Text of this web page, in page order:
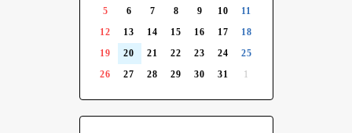
5
6 7 8 9 10
11
12
13 14 15 16 17
18
19
20 21 22 23 24
25
26
27 28 29 30 31 1